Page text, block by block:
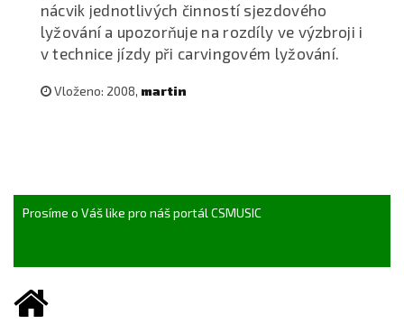
nácvik jednotlivých činností sjezdového
lyžování a upozorňuje na rozdíly ve výzbroji i
v technice jízdy při carvingovém lyžování.
Vloženo: 2008, martin
Prosíme o Váš like pro náš portál CSMUSIC